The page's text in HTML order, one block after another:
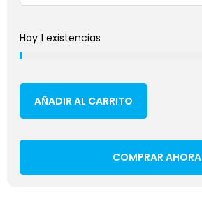
Hay 1 existencias
AÑADIR AL CARRITO
COMPRAR AHORA